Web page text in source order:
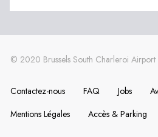
Contactez-nous FAQ Jobs
Mentions Légales
Accès & Parking